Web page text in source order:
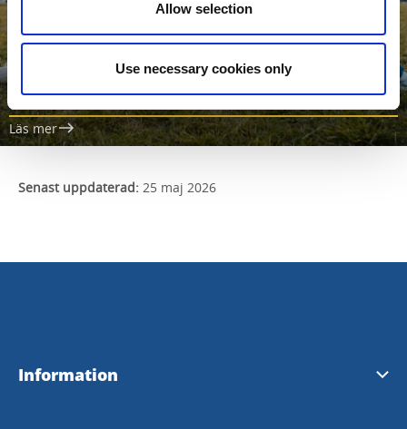
Allow selection
Use necessary cookies only
Planera din calmcation!
Läs mer
Senast uppdaterad: 25 maj 2026
Information